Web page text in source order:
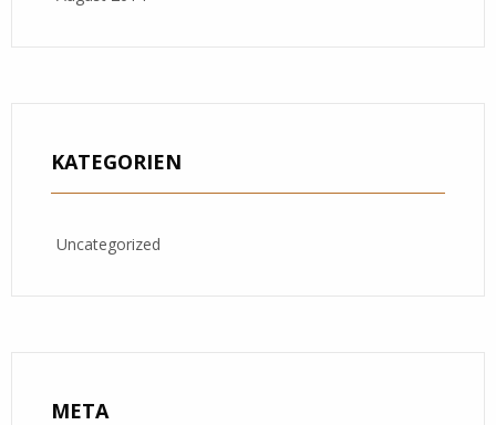
KATEGORIEN
Uncategorized
META